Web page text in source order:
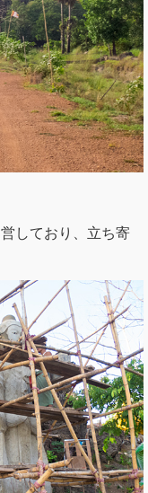
しており、立ち寄